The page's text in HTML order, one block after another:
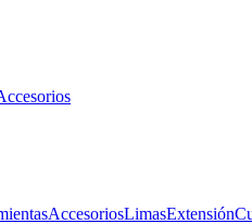
AccesoriosLimasExtensión